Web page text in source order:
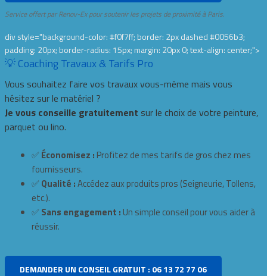
Service offert par Renov-Ex pour soutenir les projets de proximité à Paris.
div style="background-color: #f0f7ff; border: 2px dashed #0056b3;
padding: 20px; border-radius: 15px; margin: 20px 0; text-align: center;">
💡 Coaching Travaux & Tarifs Pro
Vous souhaitez faire vos travaux vous-même mais vous
hésitez sur le matériel ?
Je vous conseille gratuitement sur le choix de votre peinture,
parquet ou lino.
✅ Économisez : Profitez de mes tarifs de gros chez mes
fournisseurs.
✅ Qualité :Accédez aux produits pros (Seigneurie, Tollens,
etc.).
✅ Sans engagement : Un simple conseil pour vous aider à
réussir.
DEMANDER UN CONSEIL GRATUIT : 06 13 72 77 06